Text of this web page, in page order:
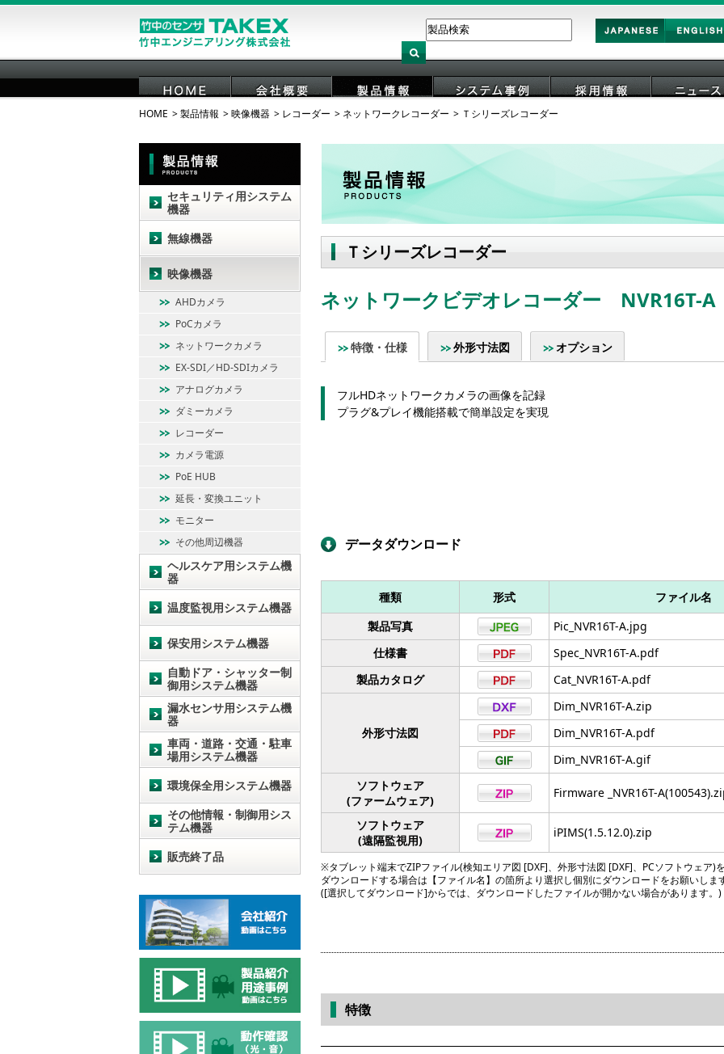
Japan English
HOME 会社概要 製品情報 システム事例
HOME 製品情報 映像機器 レコーダー ネットワークレコーダー Ｔシリーズレコーダー
Ｔシリーズレコーダー
ネットワークビデオレコーダー NVR16T-A
特徴・仕様 外形寸法図 オプション
フルHDネットワークカメラの画像を記録
プラグ&プレイ機能搭載で簡単設定を実現
データダウンロード
種類 形式 ファイル名
製品写真
Pic_NVR16T-A.jpg
仕様書
Spec_NVR16T-A.pdf
製品カタログ
Cat_NVR16T-A.pdf
外形寸法図
Dim_NVR16T-A.zip
Dim_NVR16T-A.pdf
Dim_NVR16T-A.gif
ソフトウェア
(ファームウェア)
Firmware _NVR16T-
ソフトウェア
(遠隔監視用)
iPIMS(1.5.12.0).zip
※タブレット端末でZIPファイル(検知エリア図 [DXF]、外形寸法図 [DXF]、PCソフトウェア)を
ダウンロードする場合は【ファイル名】の箇所より選択し個別にダウンロードをお願いします
([選択してダウンロード]からでは、ダウンロードしたファイルが開かない場合があります。)
特徴
セキュリティ用システム
機器
無線機器
映像機器
AHDカメラ
PoCカメラ
ネットワークカメラ
EX-SDI／HD-SDIカメラ
アナログカメラ
ダミーカメラ
レコーダー
カメラ電源
PoE HUB
延長・変換ユニット
モニター
その他周辺機器
ヘルスケア用システム機
器
温度監視用システム機器
保安用システム機器
自動ドア・シャッター制
御用システム機器
漏水センサ用システム機
器
車両・道路・交通・駐車
場用システム機器
環境保全用システム機器
その他情報・制御用シス
テム機器
販売終了品